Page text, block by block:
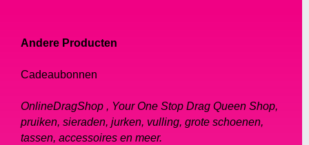
Andere Producten
Cadeaubonnen
OnlineDragShop , Your One Stop Drag Queen Shop,
pruiken, sieraden, jurken, vulling, grote schoenen,
tassen, accessoires en meer.